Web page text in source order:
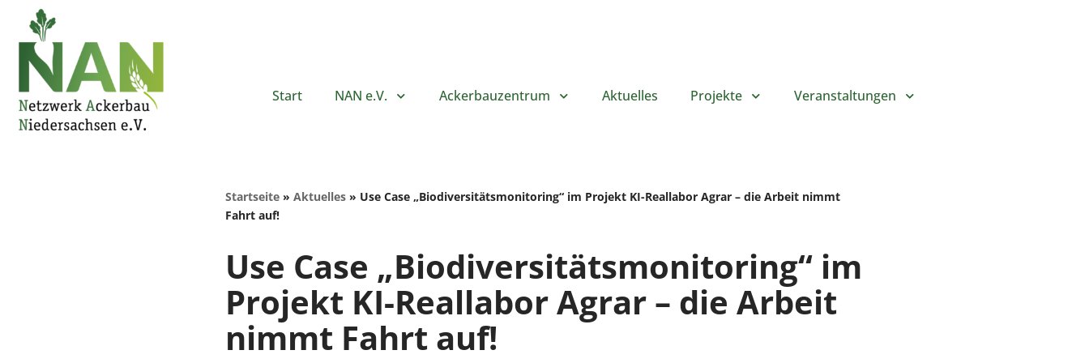
Zum
Inhalt
springen
Start NAN e.V. Ackerbauzentrum Aktuelles Projekte Veranstaltungen
Startseite» Aktuelles» Use Case „Biodiversitätsmonitoring“ im Projekt KI-Reallabor Agrar – die Arbeit nimmt
Fahrt auf!
Use Case „Biodiversitätsmonitoring“ im
Projekt KI-Reallabor Agrar – die Arbeit
nimmt Fahrt auf!